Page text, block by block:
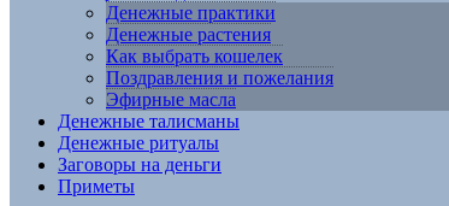
Денежные практики
Денежные растения
Как выбрать кошелек
Поздравления и пожелания
Эфирные масла
Денежные талисманы
Денежные ритуалы
Заговоры на деньги
Приметы